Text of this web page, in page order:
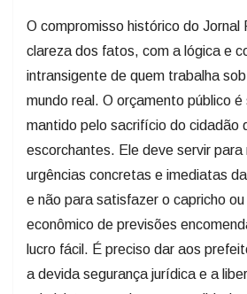
O compromisso histórico do Jornal
clareza dos fatos, com a lógica e
intransigente de quem trabalha
mundo real. O orçamento público
mantido pelo sacrifício do cidadão
escorchantes. Ele deve servir para
urgências concretas e imediatas
e não para satisfazer o capricho
econômico de previsões
lucro fácil. É preciso dar aos
a devida segurança jurídica e a